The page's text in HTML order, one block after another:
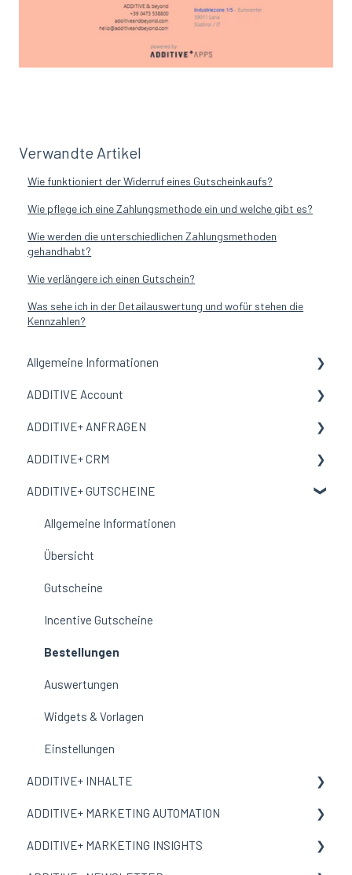
Verwandte Artikel
Wie funktioniert der Widerruf eines Gutscheinkaufs?
Wie pflege ich eine Zahlungsmethode ein und welche gibt es?
Wie werden die unterschiedlichen Zahlungsmethoden
gehandhabt?
Wie verlängere ich einen Gutschein?
Was sehe ich in der Detailauswertung und wofür stehen die
Kennzahlen?
Allgemeine Informationen
Allgemeine Informationen
Begriffe und Bedeutungen
ADDITIVE Account
Allgemeine Informationen
Meine Organisation
Benutzer
E-Mail-Vorlage
Corporate Design
ADDITIVE+ ANFRAGEN
Allgemeine Informationen
Kanäle
Auswertungen
ADDITIVE+ CRM
Allgemeine Informationen
Personen
Reservierungen
Auswertungen
Ausschlussliste
Einstellungen
ADDITIVE+ GUTSCHEINE
Allgemeine Informationen
Übersicht
Gutscheine
Incentive Gutscheine
Bestellungen
Auswertungen
Widgets & Vorlagen
Einstellungen
ADDITIVE+ INHALTE
Allgemeine Informationen
Inhalte
ADDITIVE+ MARKETING AUTOMATION
Allgemeine Informationen
ADDITIVE+ MARKETING INSIGHTS